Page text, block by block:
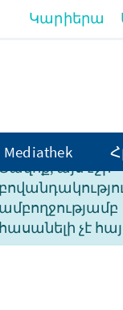
այս էջի
ամբողջությամբ
հասանելի չէ
Կարիերա
Mediathek
Organisation